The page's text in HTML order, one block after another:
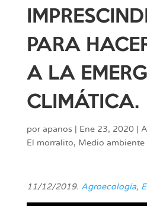
PARA
A LA
CLIMÁTICA.
por apanos Ene 23, 2020|
El morralito, Medio ambiente|
11/12/2019. Agroecología,